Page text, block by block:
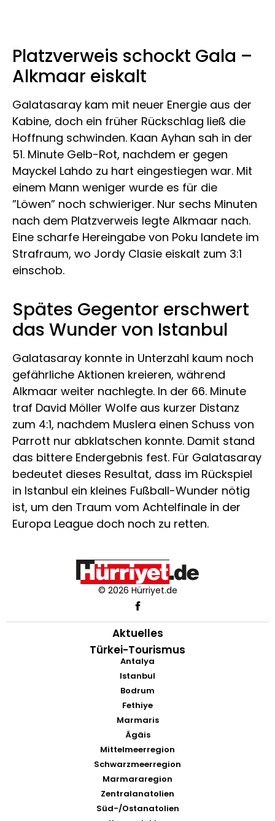
Platzverweis schockt Gala –
Alkmaar eiskalt
Galatasaray kam mit neuer Energie aus der
Kabine, doch ein früher Rückschlag ließ die
Hoffnung schwinden. Kaan Ayhan sah in der
51. Minute Gelb-Rot, nachdem er gegen
Mayckel Lahdo zu hart eingestiegen war. Mit
einem Mann weniger wurde es für die
”Löwen” noch schwieriger. Nur sechs Minuten
nach dem Platzverweis legte Alkmaar nach.
Eine scharfe Hereingabe von Poku landete im
Strafraum, wo Jordy Clasie eiskalt zum 3:1
einschob.
Spätes Gegentor erschwert
das Wunder von Istanbul
Galatasaray konnte in Unterzahl kaum noch
gefährliche Aktionen kreieren, während
Alkmaar weiter nachlegte. In der 66. Minute
traf David Möller Wolfe aus kurzer Distanz
zum 4:1, nachdem Muslera einen Schuss von
Parrott nur abklatschen konnte. Damit stand
das bittere Endergebnis fest. Für Galatasaray
bedeutet dieses Resultat, dass im Rückspiel
in Istanbul ein kleines Fußball-Wunder nötig
ist, um den Traum vom Achtelfinale in der
Europa League doch noch zu retten.
© 2026 Hürriyet.de
Aktuelles
Türkei-Tourismus
Antalya
Istanbul
Bodrum
Fethiye
Marmaris
Ägäis
Mittelmeerregion
Schwarzmeerregion
Marmararegion
Zentralanatolien
Süd-/Ostanatolien